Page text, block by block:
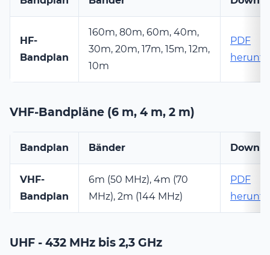
HF-
Bandplan
160m, 80m, 60m, 40m,
30m, 20m, 17m, 15m, 12m,
10m
PDF
VHF-Bandpläne (6 m, 4 m, 2 m)
Bandplan Bänder
VHF-
Bandplan
6m (50 MHz), 4m (70
MHz), 2m (144 MHz)
PDF
UHF - 432 MHz bis 2,3 GHz